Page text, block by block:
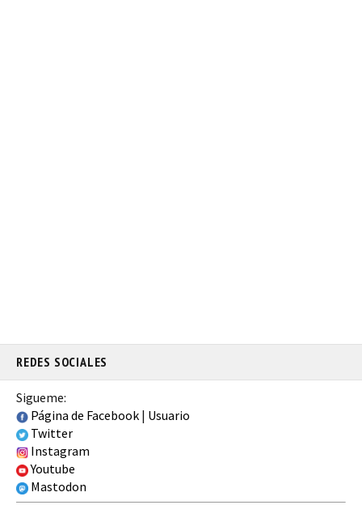
REDES SOCIALES
Sigueme:
Página de Facebook | Usuario
Twitter
Instagram
Youtube
Mastodon